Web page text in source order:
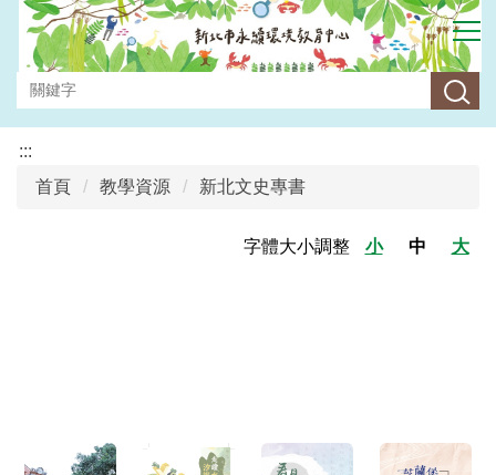
主
內
容
:::
首頁
教學資源 新北文史專書
字體大小調整 小 中 大